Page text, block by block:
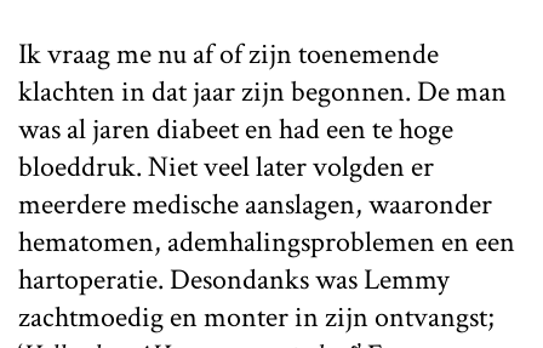
Ik vraag me nu af of zijn toenemende
klachten in dat jaar zijn begonnen. De man
was al jaren diabeet en had een te hoge
bloeddruk. Niet veel later volgden er
meerdere medische aanslagen, waaronder
hematomen, ademhalingsproblemen en een
hartoperatie. Desondanks was Lemmy
zachtmoedig en monter in zijn ontvangst;